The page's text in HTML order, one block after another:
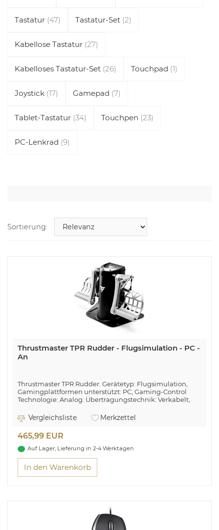
Tastatur (47) Tastatur-Set (2)
Kabellose Tastatur (27)
Kabelloses Tastatur-Set (26) Touchpad (1)
Joystick (17) Gamepad (7)
Tablet-Tastatur (34) Touchpen (23)
PC-Lenkrad (9)
Sortierung:
Thrustmaster TPR Rudder - Flugsimulation - PC -
An
Thrustmaster TPR Rudder. Gerätetyp: Flugsimulation,
Gamingplattformen unterstützt: PC, Gaming-Control
Technologie: Analog. Übertragungstechnik: Verkabelt,
Gehäusematerial: Metall. Energiequelle: Kabel. Breite:
530 mm, Tiefe: 360 mm, Höhe: 360 mm
Vergleichsliste Merkzettel
465,99 EUR
Auf Lager, Lieferung in 2-4 Werktagen
In den Warenkorb